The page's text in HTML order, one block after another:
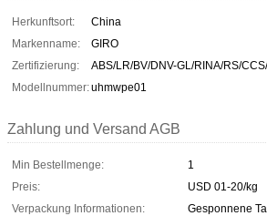
Herkunftsort:
China
Markenname:
GIRO
Zertifizierung:
ABS/LR/BV/DNV-GL/RINA/RS/
Modellnummer:uhmwpe01
Zahlung und Versand AGB
Min Bestellmenge:
1
Preis:
USD 01-20/kg
Verpackung Informationen:
Gesponnene